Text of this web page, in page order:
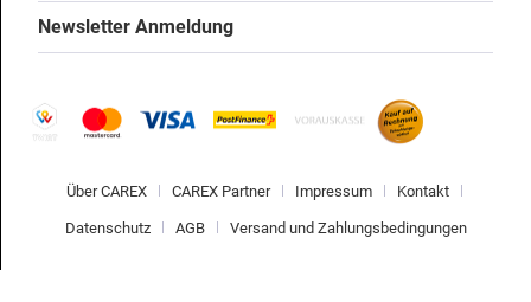
Newsletter Anmeldung
Über CAREX CAREX Partner Impressum Kontakt
Datenschutz AGB Versand und Zahlungsbedingungen